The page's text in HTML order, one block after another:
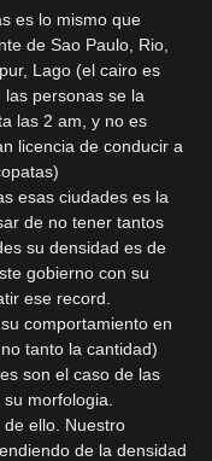
es lo mismo que
de Sao Paulo, Rio,
Lago (el cairo es
personas se la
las 2 am, y no es
licencia de conducir a
esas ciudades es la
de no tener tantos
su densidad es de
gobierno con su
ese record.
comportamiento en
tanto la cantidad)
son el caso de las
morfologia.
ello. Nuestro
de la densidad